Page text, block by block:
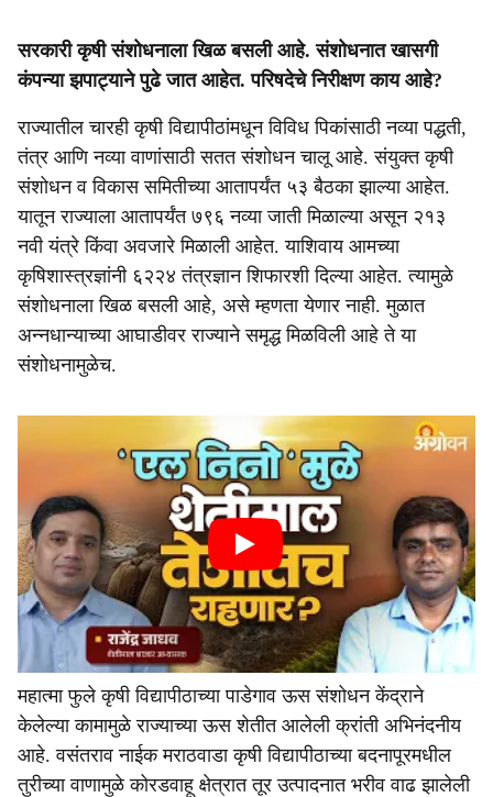
सरकारी कृषी संशोधनाला खिळ बसली आहे. संशोधनात खासगी
कंपन्या झपाट्याने पुढे जात आहेत. परिषदेचे निरीक्षण काय आहे?
राज्यातील चारही कृषी विद्यापीठांमधून विविध पिकांसाठी नव्या पद्धती,
तंत्र आणि नव्या वाणांसाठी सतत संशोधन चालू आहे. संयुक्त कृषी
संशोधन व विकास समितीच्या आतापर्यंत ५३ बैठका झाल्या आहेत.
यातून राज्याला आतापर्यंत ७९६ नव्या जाती मिळाल्या असून २१३
नवी यंत्रे किंवा अवजारे मिळाली आहेत. याशिवाय आमच्या
कृषिशास्त्रज्ञांनी ६२२४ तंत्रज्ञान शिफारशी दिल्या आहेत. त्यामुळे
संशोधनाला खिळ बसली आहे, असे म्हणता येणार नाही. मुळात
अन्नधान्याच्या आघाडीवर राज्याने समृद्ध मिळविली आहे ते या
संशोधनामुळेच.
महात्मा फुले कृषी विद्यापीठाच्या पाडेगाव ऊस संशोधन केंद्राने
केलेल्या कामामुळे राज्याच्या ऊस शेतीत आलेली क्रांती अभिनंदनीय
आहे. वसंतराव नाईक मराठवाडा कृषी विद्यापीठाच्या बदनापूरमधील
तुरीच्या वाणामुळे कोरडवाहू क्षेत्रात तूर उत्पादनात भरीव वाढ झालेली